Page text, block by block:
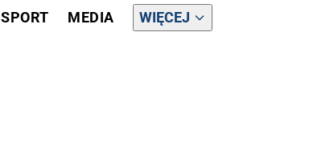
SPORT MEDIA WIĘCEJ